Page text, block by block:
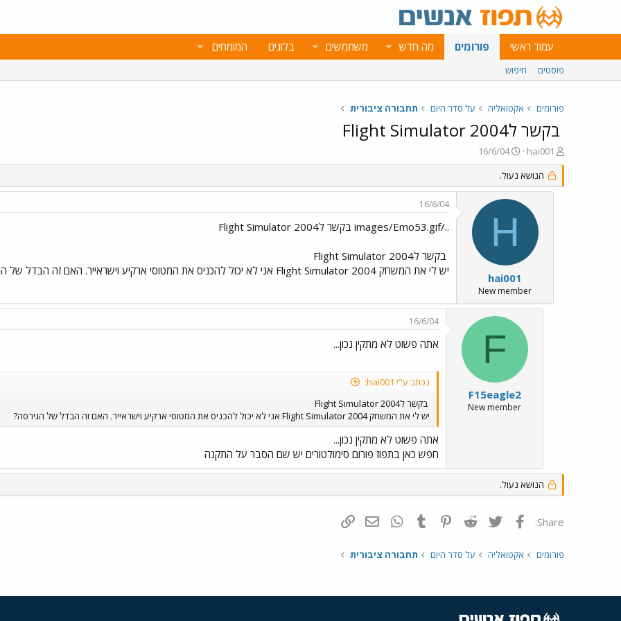
עמוד ראשי פורומים מה חדש משתמשים בלוגים המומחים
פוסטים חיפוש
פורומים אקטואליה על סדר היום תחבורה ציבורית
בקשר לFlight Simulator 2004
פ
ו
ת
ח
hai001
פ
ו
ר
ס
ם
א
י
ך
16/6/04
הנושא נעול.
H
hai001
New member
16/6/04
../images/Emo53.gif בקשר לFlight Simulator 2004
בקשר לFlight Simulator 2004
יש לי את המשחק Flight Simulator 2004 אני לא יכול להכניס את המטוסי ארקיע וישראייר. האם זה הבדל של הגירסה?
F
F15eagle2
New member
16/6/04
אתה פשוט לא מתקין נכון...
נכתב ע"י hai001:
בקשר לFlight Simulator 2004
יש לי את המשחק Flight Simulator 2004 אני לא יכול להכניס את המטוסי ארקיע וישראייר. האם זה הבדל של הגירסה?
אתה פשוט לא מתקין נכון...
חפש כאן בתפוז פורום סימולטורים יש שם הסבר על התקנה
הנושא נעול.
Share: פייסבוק Twitter
Reddit
Pinterest
Tumblr
WhatsAppדואר אלקטרוני
פורומים אקטואליה על סדר היום תחבורה ציבורית